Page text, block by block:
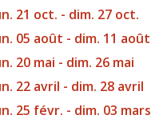
21 oct. - dim. 27 oct.
05 août - dim. 11 août
20 mai - dim. 26 mai
22 avril - dim. 28 avril
25 févr. - dim. 03 mars